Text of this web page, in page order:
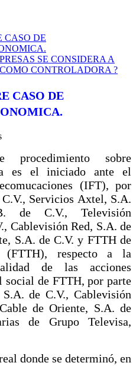
CASO DE
SE CONSIDERA A
CONTROLADORA ?
CASO DE
sobre
es el iniciado ante el
(IFT), por
Servicios Axtel, S.A.
de C.V., Televisión
Cablevisión Red, S.A. de
S.A. de C.V. y FTTH de
respecto a la
de las acciones
social de FTTH, por parte
de C.V., Cablevisión
de Oriente, S.A. de
de Grupo Televisa,
donde se determinó, en